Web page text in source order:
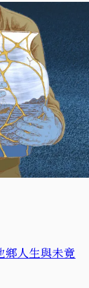
鄉人生與未竟